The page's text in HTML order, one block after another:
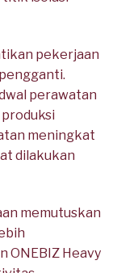
pekerjaan
perawatan
meningkat
dilakukan
memutuskan
ONEBIZ Heavy